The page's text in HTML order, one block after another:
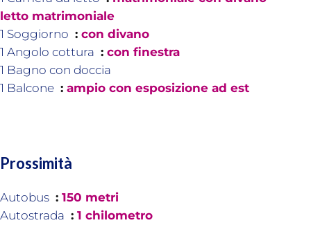
letto matrimoniale
1 Soggiorno
con divano
1 Angolo cottura
con finestra
1 Bagno con doccia
1 Balcone
ampio con esposizione ad est
Prossimità
Autobus
150 metri
Autostrada
1 chilometro